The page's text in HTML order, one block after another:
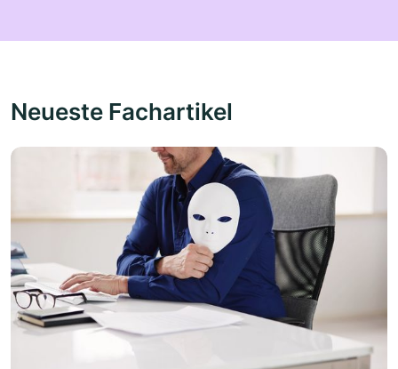
Neueste Fachartikel